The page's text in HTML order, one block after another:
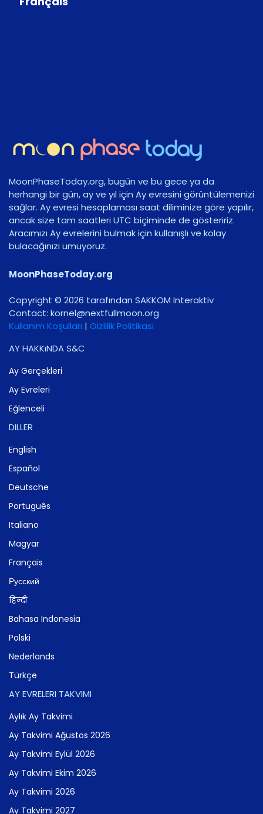
MoonPhaseToday.org, bugün ve bu gece ya da
herhangi bir gün, ay ve yıl için Ay evresini görüntülemenizi
sağlar. Ay evresi hesaplaması saat diliminize göre yapılır,
ancak size tam saatleri UTC biçiminde de gösteririz.
Aracımızı Ay evrelerini bulmak için kullanışlı ve kolay
bulacağınızı umuyoruz.
MoonPhaseToday.org
Copyright © 2026 tarafından SAKKOM Interaktiv
Contact: gro.noomlluftxen@lenrok
Kullanım Koşulları | Gizlilik Politikası
AY HAKKıNDA S&C
Ay Gerçekleri
Ay Evreleri
Eğlenceli
DILLER
English
Español
Deutsche
Português
Italiano
Magyar
Français
Русский
हिन्दी
Bahasa Indonesia
Polski
Nederlands
Türkçe
AY EVRELERI TAKVIMI
Aylık Ay Takvimi
Ay Takvimi Ağustos 2026
Ay Takvimi Eylül 2026
Ay Takvimi Ekim 2026
Ay Takvimi 2026
Ay Takvimi 2027